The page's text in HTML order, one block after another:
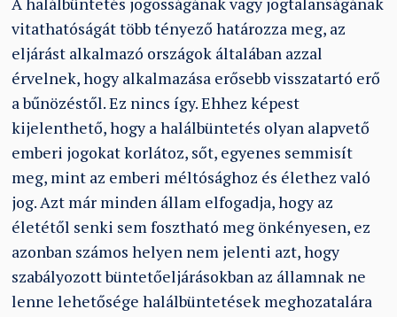
A halálbüntetés jogosságának vagy jogtalanságának
vitathatóságát több tényező határozza meg, az
eljárást alkalmazó országok általában azzal
érvelnek, hogy alkalmazása erősebb visszatartó erő
a bűnözéstől. Ez nincs így. Ehhez képest
kijelenthető, hogy a halálbüntetés olyan alapvető
emberi jogokat korlátoz, sőt, egyenes semmisít
meg, mint az emberi méltósághoz és élethez való
jog. Azt már minden állam elfogadja, hogy az
életétől senki sem fosztható meg önkényesen, ez
azonban számos helyen nem jelenti azt, hogy
szabályozott büntetőeljárásokban az államnak ne
lenne lehetősége halálbüntetések meghozatalára